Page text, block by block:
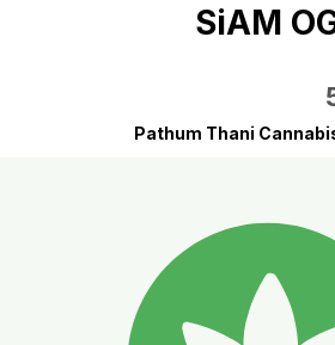
SiAM
Pathum Thani